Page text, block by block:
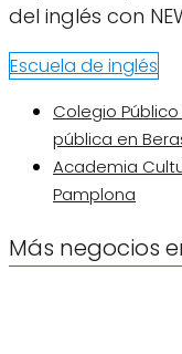
del inglés con
Escuela de inglés
Colegio
pública en
Academia
Pamplona
Más negocios